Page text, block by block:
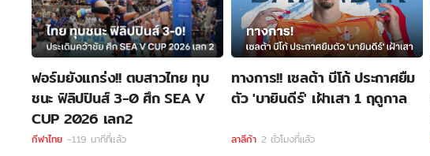
ฟอร์มยังแกร่ง!! ตบสาวไทย ทุบ
ชนะ ฟิลิปปินส์ 3-0 ศึก SEA V
CUP 2026 เลก2
กีฬาไทย -119 นาทีที่แล้ว
ทางการ!! เซลต้า บีโก้ ประกาศยืม
ตัว 'บายินดีร์' เฝ้าเสา 1 ฤดูกาล
ลาลีก้า 2 ชั่วโมงที่แล้ว